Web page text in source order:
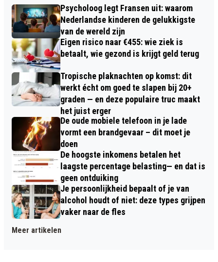
Psycholoog legt Fransen uit: waarom
Nederlandse kinderen de gelukkigste
van de wereld zijn
Eigen risico naar €455: wie ziek is
betaalt, wie gezond is krijgt geld terug
Tropische plaknachten op komst: dit
werkt écht om goed te slapen bij 20+
graden — en deze populaire truc maakt
het juist erger
De oude mobiele telefoon in je lade
vormt een brandgevaar – dit moet je
doen
De hoogste inkomens betalen het
laagste percentage belasting— en dat is
geen ontduiking
Je persoonlijkheid bepaalt of je van
alcohol houdt of niet: deze types grijpen
vaker naar de fles
Meer artikelen